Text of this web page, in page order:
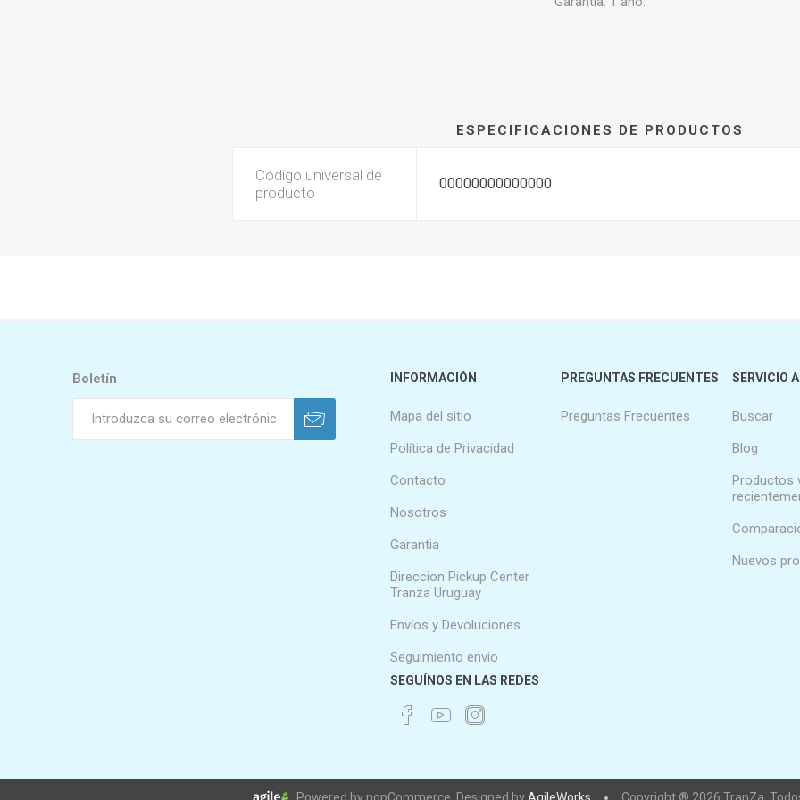
ESPECIFICACIONES DE PRODUCTOS
Código universal de
producto
00000000000000
Boletín INFORMACIÓN
Mapa del sitio
Política de Privacidad
Contacto
Nosotros
Garantia
Direccion Pickup Center
Tranza Uruguay
Envíos y Devoluciones
Seguimiento envio
PREGUNTAS FRECUENTES
Preguntas Frecuentes
SERVICIO
Buscar
Blog
Productos
Nuevos
SEGUÍNOS EN LAS REDES